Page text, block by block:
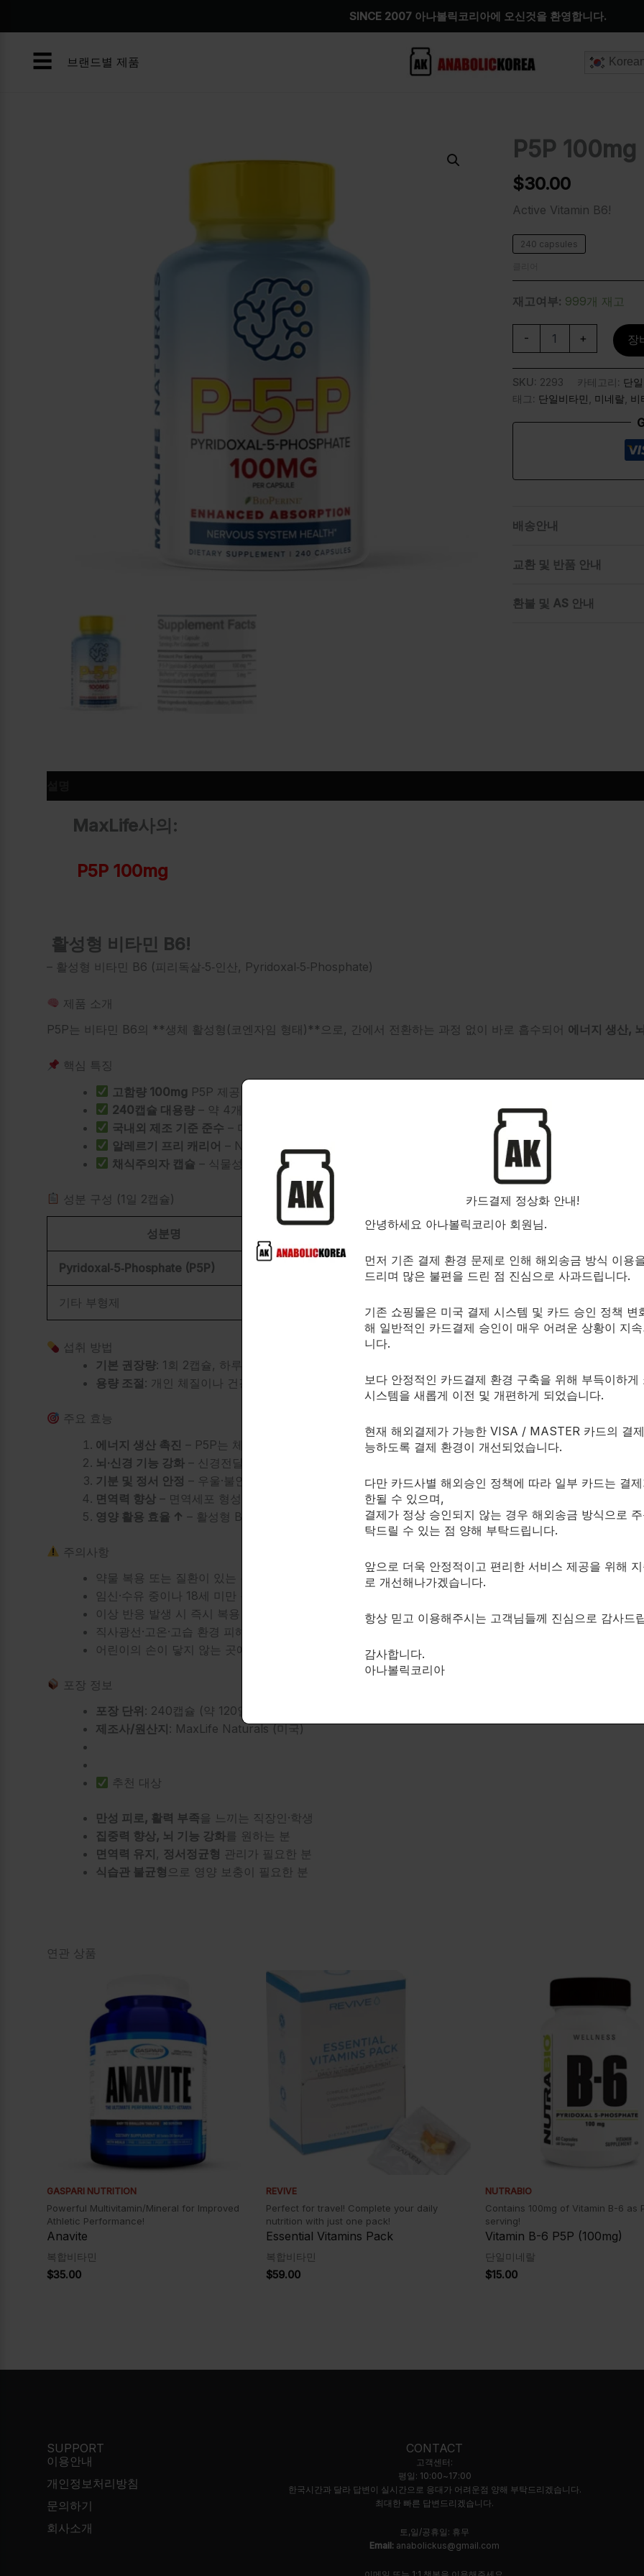
SINCE 2007 아나볼릭코리아에 오신것을 환영합니다.
☰ 브랜드별 제품
P5P 100mg
$30.00
Active Vitamin B6!
240 capsules
재고여부: 999개 재고
-
P5P
100mg
량
+ 장
SKU: 2293 카테고리: 단
태그: 단일비타민 미네랄, 비
배송안내
교환 및 반품 안내
환불 및 AS 안내
MaxLife사의:
P5P 100mg
활성형 비타민 B6!
– 활성형 비타민 B6 (피리독살‑5‑인산, Pyridoxal‑5‑Phosphate)
제품 소개
P5P는 비타민 B6의 **생체 활성형(코엔자임 형태)**으로, 간에서 전환하는 과정 없이 바로 흡수되어 에너지 생산,
핵심 특징
고함량 100mg P5P 제공 (매일 2캡슐 기준)
240캡슐 대용량– 약 4개월 분량 (1일 2캡슐 기준)
국내외 제조 기준 준수 – 미국 GMP 시설, 타사 실험실 성분 검사
알레르기 프리 캐리어 – Non-GMO, 글루텐/우유/대두/어류/견과류 無
채식주의자 캡슐 – 식물성 베지 캡슐
성분 구성 (1일 2캡슐)
성분명
Pyridoxal‑5‑Phosphate (P5P) 활성형 비타민 B6, 에너지 생성 및 신경ㆍ뇌 기능 강
기타 부형제
섭취 방법
기본 권장량: 1회 2캡슐, 하루 1회 식사 중 또는 식사 후 물과 함께 섭취하세요.
용량 조절 : 개인 체질이나 건강 상태에 따라 전문가와 상담 후 조절 가능합니다.
주요 효능
에너지 생산 촉진 – P5P는 체내에서 ATP 생성 시 중요한 보조 효소입니다
뇌·신경 기능 강화– 신경전달물질 합성·기능 유지에 기여
기분 및 정서 안정 – 우울·불안 완화를 위한 신경 안정화 지원
면역력 향상– 면역세포 형성과 기능 유지에 필요
영양 활용 효율 ↑ – 활성형 B6로 간 전환 단계 감소, 높은 흡수율 보장
주의사항
약물 복용 또는 질환이 있는 경우, 복용 전 의사와 상담하세요.
임신·수유 중이나 18세 미만 청소년은 전문가 상담 권장
이상 반응 발생 시 즉시 복용 중단 및 의사 상담
직사광선·고온·고습 환경 피해서 보관
어린이의 손이 닿지 않는 곳에 보관하세요
포장 정보
포장 단위: 240캡슐 (약 120일 분량)
제조사/원산지: MaxLife Naturals (미국)
추천 대상
만성 피로, 활력 부족 을 느끼는 직장인·학생
집중력 향상, 뇌 기능 강화를 원하는 분
면역력 유지 , 정서정균형 관리가 필요한 분
식습관 불균형 으로 영양 보충이 필요한 분
연관 상품
GASPARI NUTRITION
Powerful Multivitamin/Mineral for Improved
Athletic Performance!
Anavite
복합비타민
$35.00
REVIVE
Perfect for travel! Complete your daily
nutrition with just one pack!
Essential Vitamins Pack
복합비타민
$59.00
NUTRABIO
Contains 100mg of Vitamin B-6 as
serving!
Vitamin B-6 P5P (100mg)
단일미네랄
$15.00
SUPPORT
이용안내
개인정보처리방침
문의하기
회사소개
CONTACT
고객센터:
평일: 10:00~17:00
한국시간과 달라 답변이 실시간으로 응대가 어려운점 양해 부탁드리겠습니다.
최대한 빠른 답변드리겠습니다.
토,일/공휴일: 휴무
Email: anabolickus@gmail.com
카드결제 정상화 안내!
안녕하세요 아나볼릭코리아 회원님.
먼저 기존 결제 환경 문제로 인해 해외송금 방식 이용
드리며 많은 불편을 드린 점 진심으로 사과드립니다.
기존 쇼핑몰은 미국 결제 시스템 및 카드 승인 정책 변
해 일반적인 카드결제 승인이 매우 어려운 상황이 지
니다.
보다 안정적인 카드결제 환경 구축을 위해 부득이하게
시스템을 새롭게 이전 및 개편하게 되었습니다.
현재 해외결제가 가능한 VISA / MASTER 카드의 결
능하도록 결제 환경이 개선되었습니다.
다만 카드사별 해외승인 정책에 따라 일부 카드는 결
한될 수 있으며,
결제가 정상 승인되지 않는 경우 해외송금 방식으로
탁드릴 수 있는 점 양해 부탁드립니다.
앞으로 더욱 안정적이고 편리한 서비스 제공을 위해
로 개선해나가겠습니다.
항상 믿고 이용해주시는 고객님들께 진심으로 감사드
감사합니다.
아나볼릭코리아